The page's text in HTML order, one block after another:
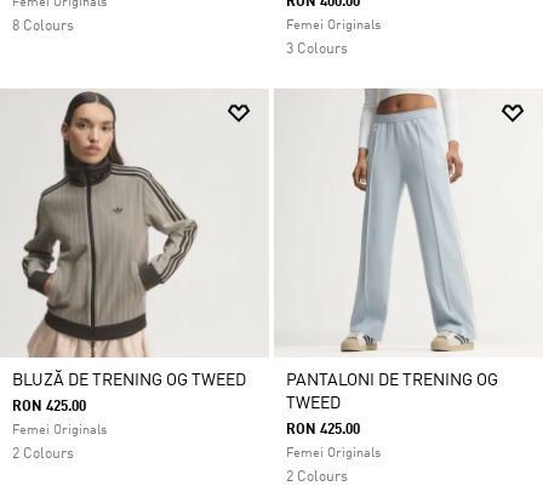
Femei Originals
8 Colours Femei Originals
3 Colours
BLUZĂ DE TRENING OG TWEED
RON 425.00
Femei Originals
2 Colours
PANTALONI DE TRENING OG
TWEED
RON 425.00
Femei Originals
2 Colours